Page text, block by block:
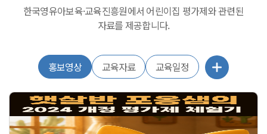
한국영유아보육·교육진흥원에서 어린이집 평가제와 관련된
자료를 제공합니다.
홍보영상 교육자료 교육일정